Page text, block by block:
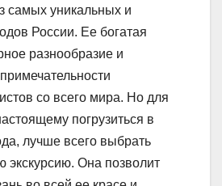
самых уникальных и
России. Ее богатая
разнообразие и
со всего мира. Но для
погрузиться в
лучше всего выбрать
экскурсию. Она позволит